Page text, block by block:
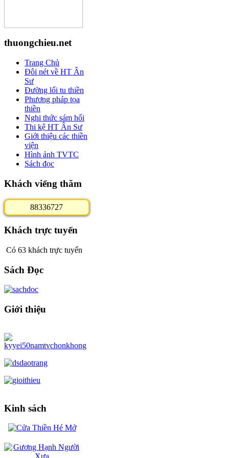
thuongchieu.net
Trang Chủ
Đôi nét về HT Ân
Sư
Đường lối tu thiền
Phương pháp tọa
thiền
Nghi thức sám hối
Thi kệ HT Ân Sư
Giới thiệu các thiền
viện
Hình ảnh TVTC
Sách đọc
Khách viếng thăm
88336727
Khách trực tuyến
Có 63 khách trực tuyến
Sách Đọc
Giới thiệu
Kinh sách